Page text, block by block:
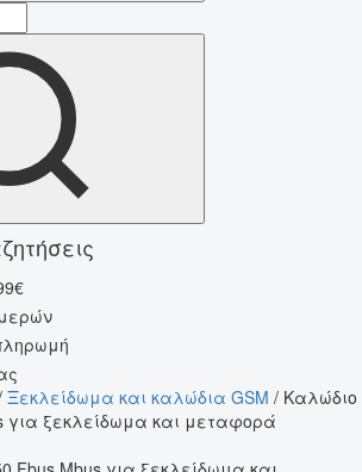
Ξεκλείδωμα και καλώδια GSM / Καλώδιο
για ξεκλείδωμα και μεταφορά